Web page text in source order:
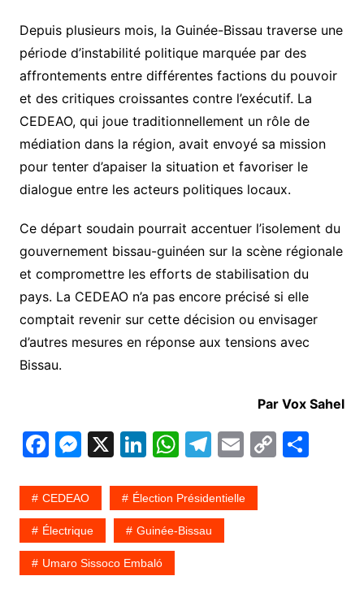
Depuis plusieurs mois, la Guinée-Bissau traverse une
période d’instabilité politique marquée par des
affrontements entre différentes factions du pouvoir
et des critiques croissantes contre l’exécutif. La
CEDEAO, qui joue traditionnellement un rôle de
médiation dans la région, avait envoyé sa mission
pour tenter d’apaiser la situation et favoriser le
dialogue entre les acteurs politiques locaux.
Ce départ soudain pourrait accentuer l’isolement du
gouvernement bissau-guinéen sur la scène régionale
et compromettre les efforts de stabilisation du
pays. La CEDEAO n’a pas encore précisé si elle
comptait revenir sur cette décision ou envisager
d’autres mesures en réponse aux tensions avec
Bissau.
Par Vox Sahel
F
c
e
b
o
M
s
s
e
n
X Li
k
e
dI
n
W
at
s
A
T
e
gr
a
E
ai
C P
CEDEAO Élection Présidentielle
Électrique Guinée-Bissau
Umaro Sissoco Embaló